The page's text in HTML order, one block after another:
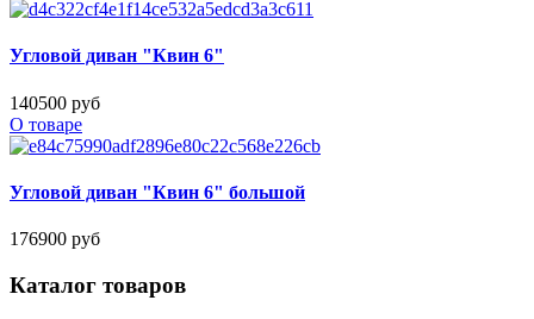
Угловой диван "Квин 6"
140500 руб
О товаре
Угловой диван "Квин 6" большой
176900 руб
Каталог товаров